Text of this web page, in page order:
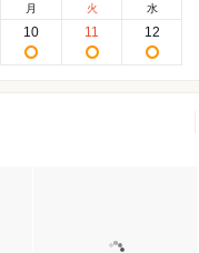
月
10
火
11
水
12